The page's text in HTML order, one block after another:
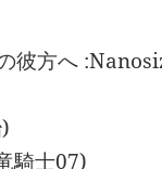
彼方へ
騎士07)